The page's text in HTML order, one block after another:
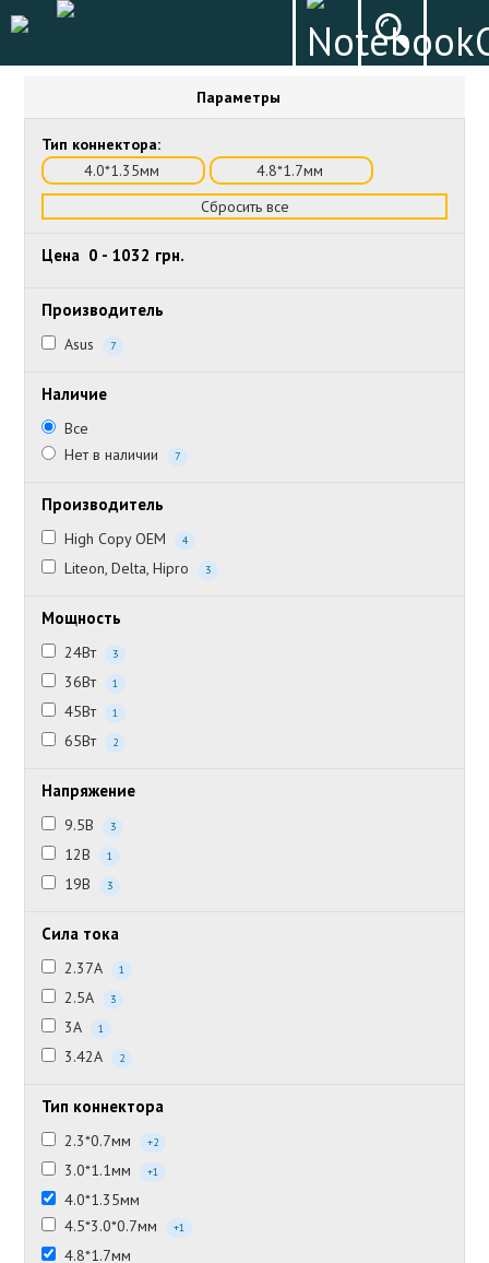
Параметры
Тип коннектора:
4.0*1.35мм
4.8*1.7мм
Сбросить все
Цена 0 - 1032 грн.
Производитель
Asus 7
Наличие
Все
Нет в наличии
7
Производитель
High Copy OEM 4
Liteon, Delta, Hipro 3
Мощность
24Вт 3
36Вт 1
45Вт 1
65Вт 2
Напряжение
9.5В 3
12В 1
19В 3
Сила тока
2.37А 1
2.5А 3
3А 1
3.42А 2
Тип коннектора
2.3*0.7мм +2
3.0*1.1мм +1
4.0*1.35мм
4.5*3.0*0.7мм
+1
4.8*1.7мм